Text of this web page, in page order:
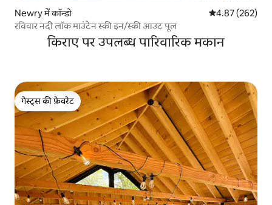
Newry में कॉन्डो औसत रेटिंग 5 में से
4.87 (262)
रविवार नदी लॉक माउंटेन स्की इन/स्की आउट पूल
किराए पर उपलब्ध पारिवारिक मकान
गेस्ट्स की फ़ेवरेट
गेस्ट्स की फ़ेवरेट